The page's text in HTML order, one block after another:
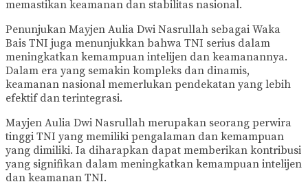
memastikan keamanan dan stabilitas nasional.
Penunjukan Mayjen Aulia Dwi Nasrullah sebagai Waka
Bais TNI juga menunjukkan bahwa TNI serius dalam
meningkatkan kemampuan intelijen dan keamanannya.
Dalam era yang semakin kompleks dan dinamis,
keamanan nasional memerlukan pendekatan yang lebih
efektif dan terintegrasi.
Mayjen Aulia Dwi Nasrullah merupakan seorang perwira
tinggi TNI yang memiliki pengalaman dan kemampuan
yang dimiliki. Ia diharapkan dapat memberikan kontribusi
yang signifikan dalam meningkatkan kemampuan intelijen
dan keamanan TNI.